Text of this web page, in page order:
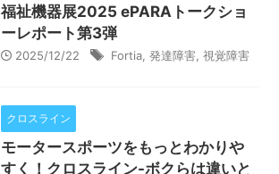
福祉機器展2025 ePARAトークショ
ーレポート第3弾
2025/12/22 Fortia ,発達障害 ,視覚障害
クロスライン
モータースポーツをもっとわかりや
すく！クロスライン-ボクらは違いと